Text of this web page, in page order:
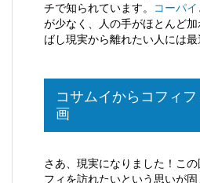
チで知られています。
コーパイ
が少なく、人の手がほとんど
ばし現実から離れたい人には最
コサムイからコフィ
画
さあ、現実になりました！こ
フィを訪れたいという思いが